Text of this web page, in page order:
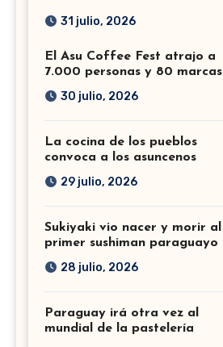
31 julio, 2026
El Asu Coffee Fest atrajo a
7.000 personas y 80 marcas
30 julio, 2026
La cocina de los pueblos
convoca a los asuncenos
29 julio, 2026
Sukiyaki vio nacer y morir al
primer sushiman paraguayo
28 julio, 2026
Paraguay irá otra vez al
mundial de la pastelería